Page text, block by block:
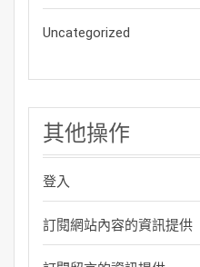
Uncategorized
其他操作
登入
訂閱網站內容的資訊提供